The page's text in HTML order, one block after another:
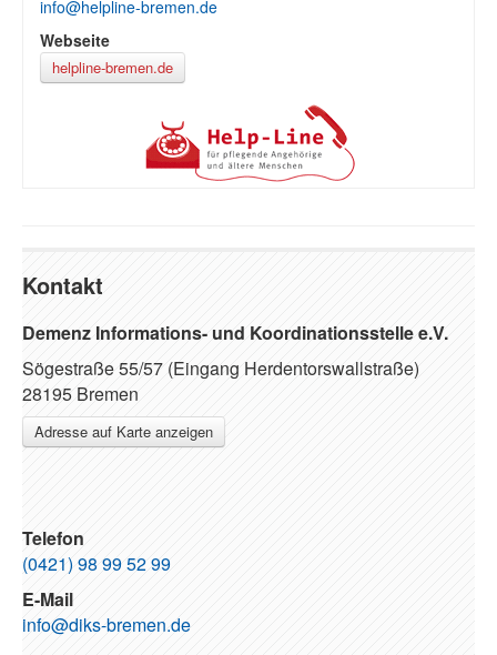
info@helpline-bremen.de
Webseite
helpline-bremen.de
Kontakt
Demenz Informations- und Koordinationsstelle e.V.
Sögestraße 55/57 (Eingang Herdentorswallstraße)
28195 Bremen
Adresse auf Karte anzeigen
Telefon
(0421) 98 99 52 99
E-Mail
info@diks-bremen.de